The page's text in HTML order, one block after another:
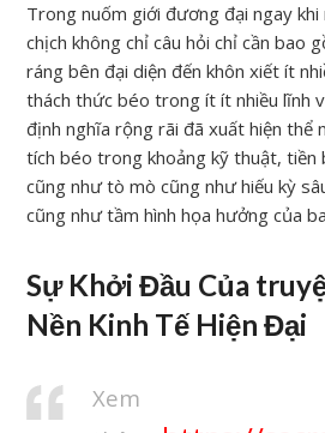
Trong nuốm giới đương đại ngay khi
chịch không chỉ câu hỏi chỉ cần bao
ráng bên đại diện đến khôn xiết ít
thách thức béo trong ít ít nhiều lĩnh
định nghĩa rộng rãi đã xuất hiện thể
tích béo trong khoảng kỹ thuật, tiền
cũng như tò mò cũng như hiếu kỳ
cũng như tầm hình họa hưởng của
Sự Khởi Đầu Của
Nền Kinh Tế Hiện Đại
Xem